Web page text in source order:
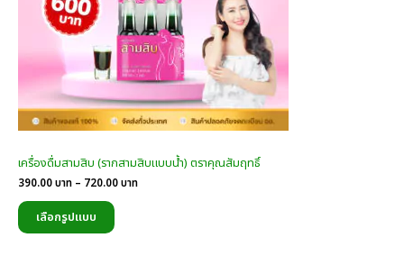
เครื่องดื่มสามสิบ (รากสามสิบแบบน้ำ) ตราคุณสัมฤทธิ์
390.00บาท – 720.00บาทPrice
เลือกรูปแบบ